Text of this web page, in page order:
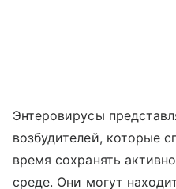
Энтеровирусы
возбудителей, которые
время сохранять
среде. Они могут